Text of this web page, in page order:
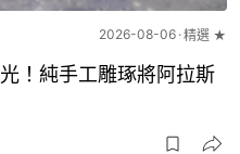
2026-08-06 精選 ★
！純手工雕琢將阿拉斯